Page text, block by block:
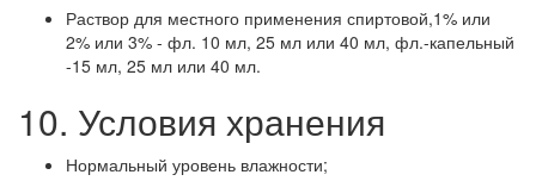
Раствор для местного применения спиртовой,1% или
2% или 3% - фл. 10 мл, 25 мл или 40 мл, фл.-капельный
-15 мл, 25 мл или 40 мл.
10. Условия хранения
Нормальный уровень влажности;